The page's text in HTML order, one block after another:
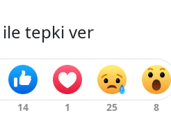
tepki ver